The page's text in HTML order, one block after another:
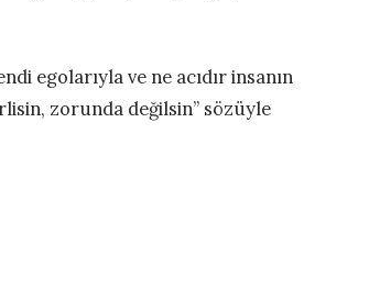
egolarıyla ve ne acıdır insanın
zorunda değilsin” sözüyle